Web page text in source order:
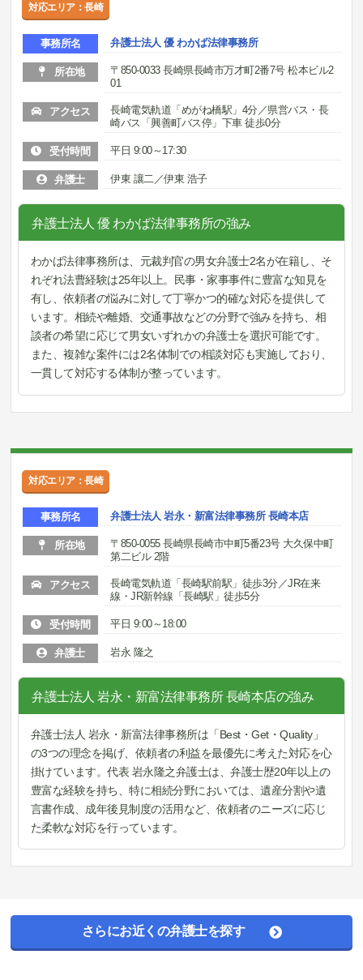
対応エリア：長崎
事務所名 弁護士法人 優 わかば法律事務所
所在地
〒850-0033 長崎県長崎市万才町2番7号 松本ビル2
01
アクセス
長崎電気軌道「めがね橋駅」4分／県営バス・長
崎バス「興善町バス停」下車 徒歩0分
受付時間 平日 9:00～17:30
弁護士 伊東 讓二／伊東 浩子
弁護士法人 優 わかば法律事務所の強み
わかば法律事務所は、元裁判官の男女弁護士2名が在籍し、そ
れぞれ法曹経験は25年以上。民事・家事事件に豊富な知見を
有し、依頼者の悩みに対して丁寧かつ的確な対応を提供して
います。相続や離婚、交通事故などの分野で強みを持ち、相
談者の希望に応じて男女いずれかの弁護士を選択可能です。
また、複雑な案件には2名体制での相談対応も実施しており、
一貫して対応する体制が整っています。
対応エリア：長崎
事務所名 弁護士法人 岩永・新富法律事務所 長崎本店
所在地
〒850-0055 長崎県長崎市中町5番23号 大久保中町
第二ビル 2階
アクセス
長崎電気軌道「長崎駅前駅」徒歩3分／JR在来
線・JR新幹線「長崎駅」徒歩5分
受付時間 平日 9:00～18:00
弁護士 岩永 隆之
弁護士法人 岩永・新富法律事務所 長崎本店の強み
弁護士法人 岩永・新富法律事務所は「Best・Get・Quality」
の3つの理念を掲げ、依頼者の利益を最優先に考えた対応を心
掛けています。代表 岩永隆之弁護士は、弁護士歴20年以上の
豊富な経験を持ち、特に相続分野においては、遺産分割や遺
言書作成、成年後見制度の活用など、依頼者のニーズに応じ
た柔軟な対応を行っています。
さらにお近くの弁護士を探す